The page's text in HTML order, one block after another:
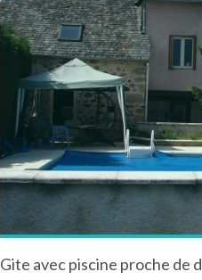
Gite avec piscine proche de